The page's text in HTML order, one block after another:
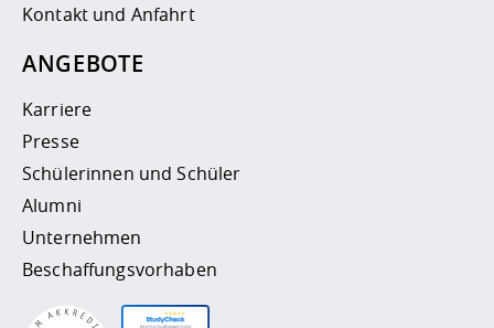
Kontakt und Anfahrt
ANGEBOTE
Karriere
Presse
Schülerinnen und Schüler
Alumni
Unternehmen
Beschaffungsvorhaben